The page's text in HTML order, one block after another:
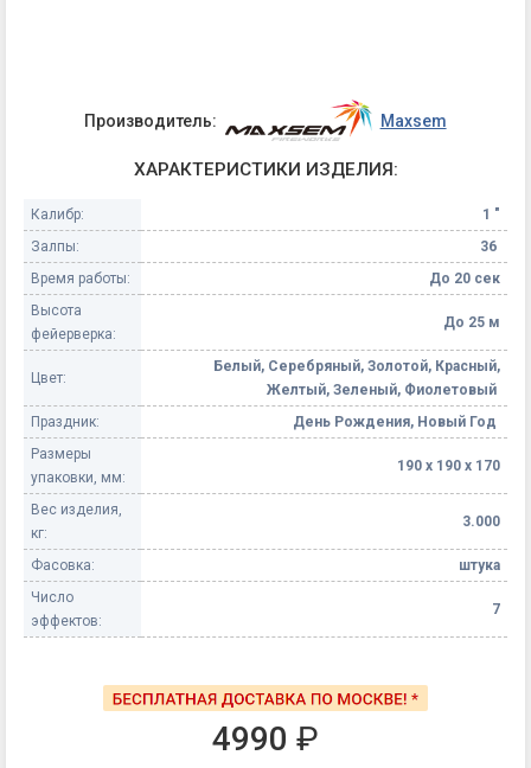
Производитель: Maxsem
ХАРАКТЕРИСТИКИ ИЗДЕЛИЯ:
Калибр:
1 "
Залпы:
36
Время работы:
До 20 сек
Высота
фейерверка:
До 25 м
Цвет:
Белый, Серебряный, Золотой, Красный,
Желтый, Зеленый, Фиолетовый
Праздник:
День Рождения, Новый Год
Размеры
упаковки, мм:
190 х 190 х 170
Вес изделия,
кг:
3.000
Фасовка:
штука
Число
эффектов:
7
4990 ₽